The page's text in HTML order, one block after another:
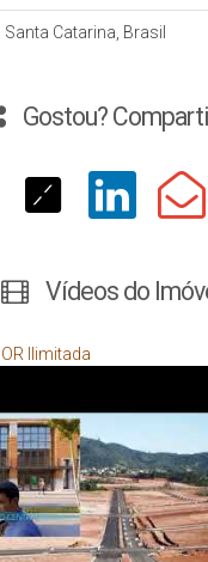
Santa Catarina, Brasil
Gostou?
Vídeos do
Ilimitada